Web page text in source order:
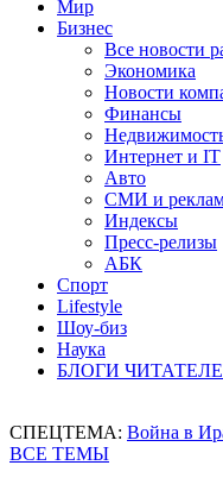
Мир
Бизнес
Все новости
Экономика
Новости
Финансы
Интернет и IT
Авто
СМИ и
Индексы
Пресс-релизы
АБК
Спорт
Lifestyle
Шоу-биз
Наука
БЛОГИ
СПЕЦТЕМА: Война в
ВСЕ ТЕМЫ